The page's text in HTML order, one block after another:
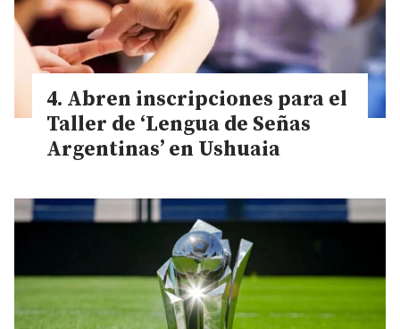
Abren inscripciones para el
Taller de ‘Lengua de Señas
Argentinas’ en Ushuaia